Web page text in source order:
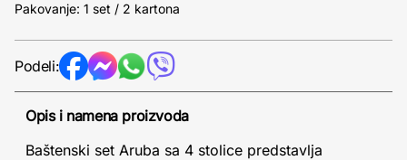
Pakovanje: 1 set / 2 kartona
Podeli:
Opis i namena proizvoda
Baštenski set Aruba sa 4 stolice predstavlja